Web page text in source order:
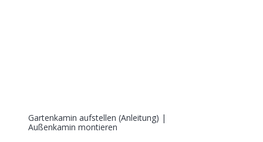
Gartenkamin aufstellen (Anleitung) |
Außenkamin montieren